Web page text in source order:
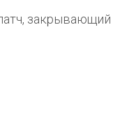
закрывающий